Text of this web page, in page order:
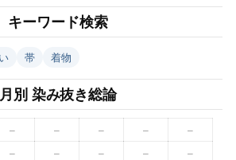
キーワード検索
帯 着物
月別 染み抜き総論
– – – –
–
– – – – –